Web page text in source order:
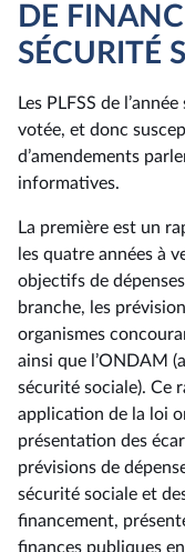
DE
SÉCURITÉ
Les PLFSS de
votée, et donc
d’amendements
informatives.
La première est un
les quatre années à
objectifs de
branche, les
organismes
ainsi que l’ONDAM
sécurité sociale). Ce
application de la loi
présentation des
prévisions de
sécurité sociale et
financement,
finances publiques